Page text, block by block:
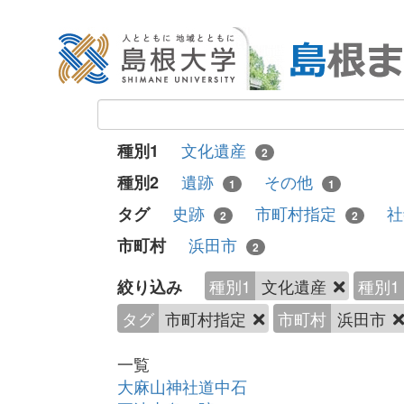
種別1 文化遺産 2
種別2 遺跡 1 その他 1
タグ 史跡 2 市町村指定 2
市町村
浜田市 2
絞り込み 種別1 文化遺産
種別1
タグ 市町村指定 市町村 浜田市
一覧
大麻山神社道中石